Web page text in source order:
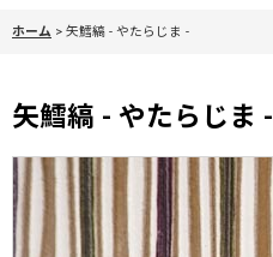
ホーム > 矢鱈縞 - やたらじま -
矢鱈縞 - やたらじま -